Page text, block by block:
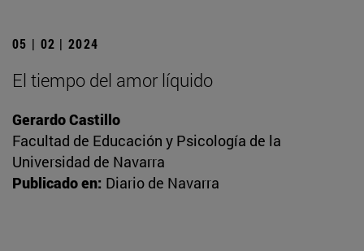
05 | 02 | 2024
El tiempo del amor líquido
Gerardo Castillo
Facultad de Educación y Psicología de la
Universidad de Navarra
Publicado en: Diario de Navarra